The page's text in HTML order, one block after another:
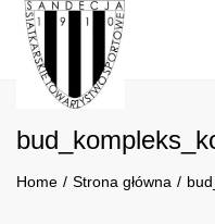
Home Strona główna